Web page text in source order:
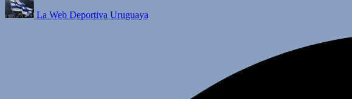
La Web Deportiva Uruguaya